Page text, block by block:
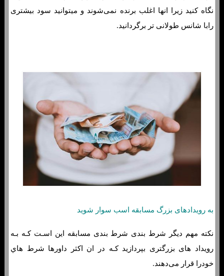
نگاه کنید زیرا انها اغلب برنده نمی‌شوند و میتوانید سود بیشتری
رابا شانس طولانی تر برگردانید.
به رویدادهای بزرگ مسابقه اسب سوار شوید
نکته مهم دیگر شرط بندی شرط بندی مسابقه این اسـت کـه بـه
رویداد های بزرگتری بپردازید کـه در ان اکثر داورها شرط هاي‌
خودرا قرار می‌دهند.